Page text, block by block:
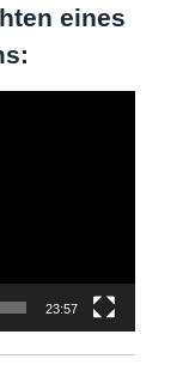
eines
23:57